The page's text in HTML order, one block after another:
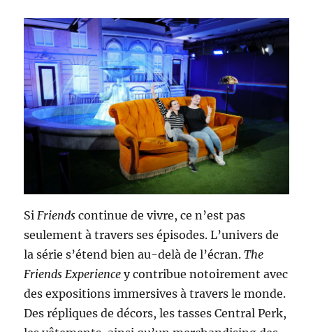
SiFriends continue de vivre, ce n’est pas
seulement à travers ses épisodes. L’univers de
la série s’étend bien au-delà de l’écran.The
Friends Experience y contribue notoirement avec
des expositions immersives à travers le monde.
Des répliques de décors, les tasses Central Perk,